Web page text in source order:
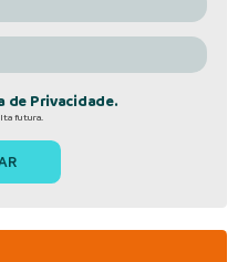
de Privacidade.
futura.